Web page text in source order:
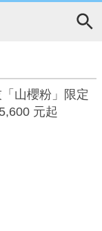
山櫻粉」限定
元起